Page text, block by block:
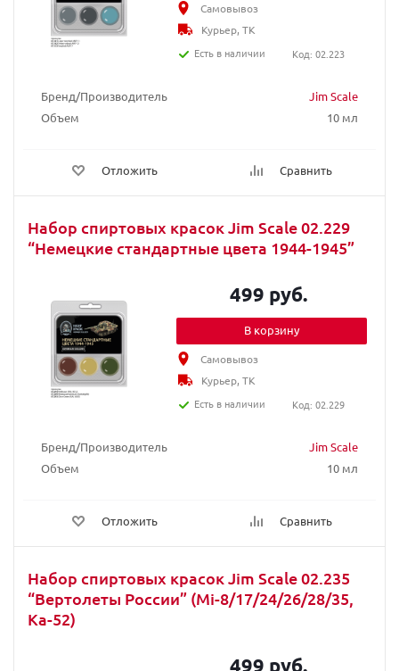
Бренд/Производитель
Jim Scale
Объем
10 мл
Отложить Сравнить
Самовывоз
Курьер, ТК
Есть в наличии
Код: 02.223
Набор спиртовых красок Jim Scale 02.229
“Немецкие стандартные цвета 1944-1945”
Бренд/Производитель
Jim Scale
Объем
10 мл
Отложить Сравнить
499 руб.
В корзину
Самовывоз
Курьер, ТК
Есть в наличии
Код: 02.229
Набор спиртовых красок Jim Scale 02.235
“Вертолеты России” (Mi-8/17/24/26/28/35,
Ka-52)
499 руб.